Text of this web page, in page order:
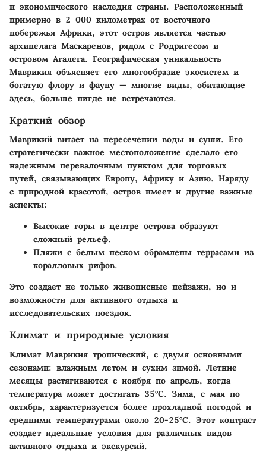
и экономического наследия страны. Расположенный
примерно в 2 000 километрах от восточного
побережья Африки, этот остров является частью
архипелага Маскаренов, рядом с Родригесом и
островом Агалега. Географическая уникальность
Маврикия объясняет его многообразие экосистем и
богатую флору и фауну — многие виды, обитающие
здесь, больше нигде не встречаются.
Краткий обзор
Маврикий витает на пересечении воды и суши. Его
стратегически важное местоположение сделало его
надежным перевалочным пунктом для торговых
путей, связывающих Европу, Африку и Азию. Наряду
с природной красотой, остров имеет и другие важные
аспекты:
Высокие горы в центре острова образуют
сложный рельеф.
Пляжи с белым песком обрамлены террасами из
коралловых рифов.
Это создает не только живописные пейзажи, но и
возможности для активного отдыха и
исследовательских поездок.
Климат и природные условия
Климат Маврикия тропический, с двумя основными
сезонами: влажным летом и сухим зимой. Летние
месяцы растягиваются с ноября по апрель, когда
температура может достигать 35°C. Зима, с мая по
октябрь, характеризуется более прохладной погодой и
средними температурами около 20-25°C. Этот контраст
создает идеальные условия для различных видов
активного отдыха и экскурсий.